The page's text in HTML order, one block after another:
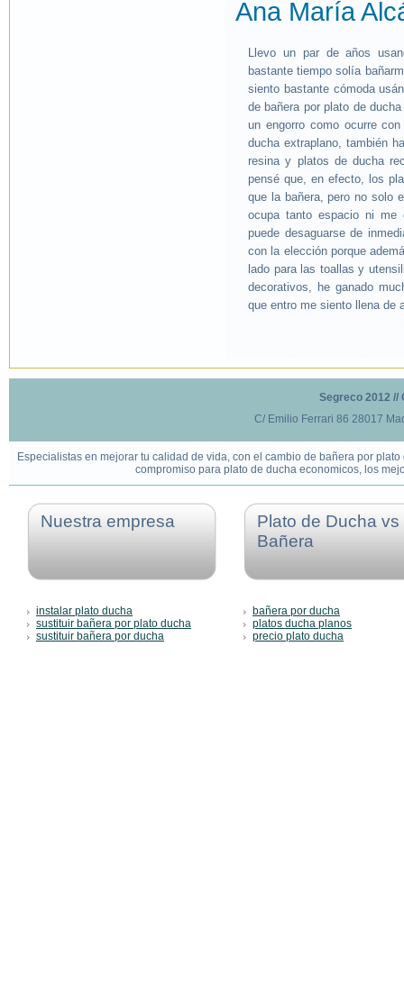
Ana María
Llevo un par de años
bastante tiempo solía
siento bastante cómoda
de bañera por plato de
un engorro como ocurre
ducha extraplano, también
resina y platos de ducha
pensé que, en efecto, los
que la bañera, pero no solo
ocupa tanto espacio ni me
puede desaguarse de
con la elección porque
lado para las toallas y
decorativos, he ganado
que entro me siento llena de
Segreco 2012 //
C/ Emilio Ferrari 86 28017
Especialistas en mejorar tu calidad de vida, con el cambio de bañera por
compromiso para plato de ducha economicos, los
Nuestra empresa
instalar plato ducha
sustituir bañera por plato ducha
sustituir bañera por ducha
Plato de Ducha vs
Bañera
bañera por ducha
platos ducha planos
precio plato ducha